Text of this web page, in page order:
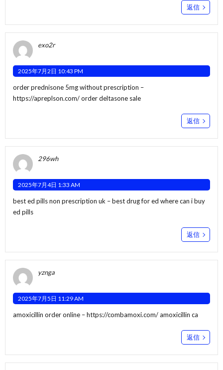
返信
exo2r
2025年7月2日 10:43 PM
order prednisone 5mg without prescription –
https://apreplson.com/order deltasone sale
返信
296wh
2025年7月4日 1:33 AM
best ed pills non prescription uk –best drug for ed where can i buy
ed pills
返信
yznga
2025年7月5日 11:29 AM
amoxicillin order online –https://combamoxi.com/amoxicillin ca
返信